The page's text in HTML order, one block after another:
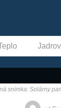
snímka: Solárny